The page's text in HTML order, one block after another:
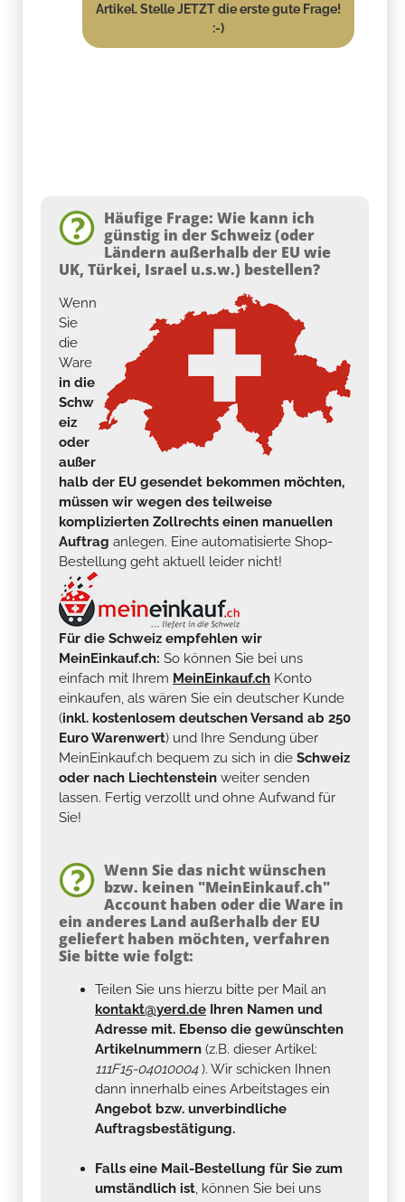
Artikel. Stelle JETZT die erste gute Frage!
:-)
Häufige Frage: Wie kann ich
günstig in der Schweiz (oder
Ländern außerhalb der EU wie
UK, Türkei, Israel u.s.w.) bestellen?
Wenn
Sie
die
Ware
in die
Schw
eiz
oder
außer
halb der EU gesendet bekommen möchten,
müssen wir wegen des teilweise
komplizierten Zollrechts einen manuellen
Auftrag anlegen. Eine automatisierte Shop-
Bestellung geht aktuell leider nicht!
Für die Schweiz empfehlen wir
MeinEinkauf.ch: So können Sie bei uns
einfach mit Ihrem MeinEinkauf.ch Konto
einkaufen, als wären Sie ein deutscher Kunde
(inkl. kostenlosem deutschen Versand ab 250
Euro Warenwert) und Ihre Sendung über
MeinEinkauf.ch bequem zu sich in die Schweiz
oder nach Liechtenstein weiter senden
lassen. Fertig verzollt und ohne Aufwand für
Sie!
Wenn Sie das nicht wünschen
bzw. keinen "MeinEinkauf.ch"
Account haben oder die Ware in
ein anderes Land außerhalb der EU
geliefert haben möchten, verfahren
Sie bitte wie folgt:
Teilen Sie uns hierzu bitte per Mail an
kontakt@yerd.de Ihren Namen und
Adresse mit. Ebenso die gewünschten
Artikelnummern (z.B. dieser Artikel:
111F15-04010004). Wir schicken Ihnen
dann innerhalb eines Arbeitstages ein
Angebot bzw. unverbindliche
Auftragsbestätigung.
Falls eine Mail-Bestellung für Sie zum
umständlich ist, können Sie bei uns